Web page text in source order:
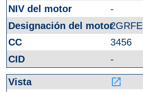
-
2GRFE
3456
-
launch